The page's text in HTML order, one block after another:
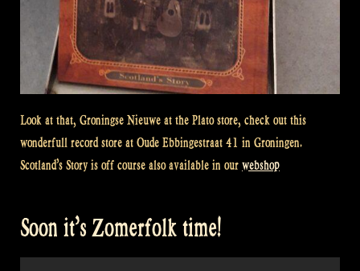
Look at that, Groningse Nieuwe at the Plato store, check out this
wonderfull record store at Oude Ebbingestraat 41 in Groningen.
Scotland’s Story is off course also available in our webshop
Soon it’s Zomerfolk time!